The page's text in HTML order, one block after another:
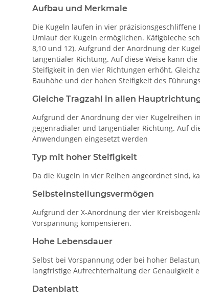
Aufbau und Merkmale
Die Kugeln laufen in vier
Umlauf der Kugeln ermöglichen. Käfigbleche
8,10 und 12). Aufgrund der Anordnung der
tangentialer Richtung. Auf diese Weise kann
Steifigkeit in den vier Richtungen erhöht.
Bauhöhe und der hohen Steifigkeit des
Gleiche Tragzahl in allen
Aufgrund der Anordnung der vier Kugelreihen
gegenradialer und tangentialer Richtung. Auf
Anwendungen eingesetzt werden
Typ mit hoher Steifigkeit
Da die Kugeln in vier Reihen angeordnet sind,
Selbsteinstellungsvermögen
Aufgrund der X-Anordnung der vier
Vorspannung kompensieren.
Hohe Lebensdauer
Selbst bei Vorspannung oder bei hoher
langfristige Aufrechterhaltung der Genauigkeit
Datenblatt